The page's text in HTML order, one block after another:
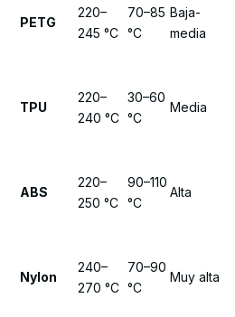
PETG
220–
245 °C
70–85
°C
Baja-
media
TPU
220–
240 °C
30–60
°C
Media
ABS
220–
250 °C
90–110
°C
Alta
Nylon
240–
270 °C
70–90
°C
Muy alta